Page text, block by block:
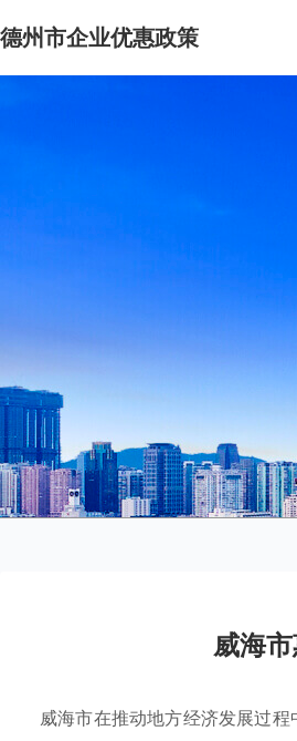
德州市企业优惠政策
威海
威海市在推动地方经济发展过